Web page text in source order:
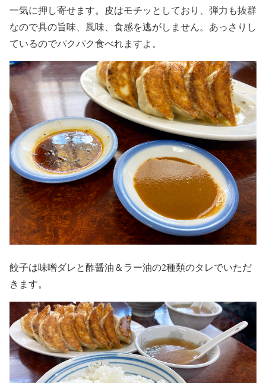
一気に押し寄せます。皮はモチッとしており、弾力も抜群
なので具の旨味、風味、食感を逃がしません。あっさりし
ているのでパクパク食べれますよ。
餃子は味噌ダレと酢醤油＆ラー油の2種類のタレでいただ
きます。